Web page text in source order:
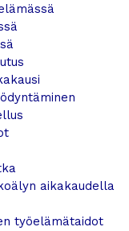
aikakaudella
työelämätaidot